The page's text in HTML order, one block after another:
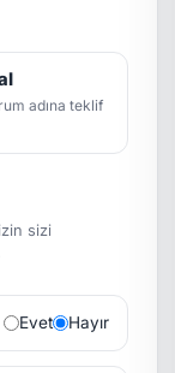
adına teklif
sizi
Evet Hayır